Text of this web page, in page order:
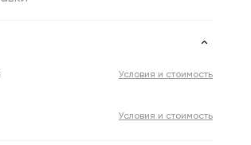
Условия и стоимость
Условия и стоимость